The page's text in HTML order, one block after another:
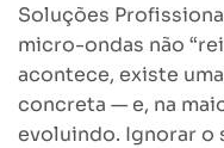
Soluções
micro-ondas não
acontece, existe
concreta — e, na
evoluindo. Ignorar o